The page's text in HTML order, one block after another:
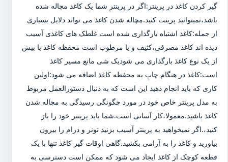
گیر کردن کاغذ در پرینتر:اگر در پرینتر شما یک کاغذ مچاله شده
باشد،نمیتوانید پرینت کنید.مچاله شدن کاغذ می تواند دلایل بسیاری
از جمله:کاغذ اشتباه بارگذاری شده است غلطک های کاغذی آسیب
دیده اند کاغذ مصرفی،کثیف و یا مرطوب است محفظه کاغذ با بیش
از یک نوع کاغذ بارگذاری می شودیک شی مانع مسیر کاغذ
است:کاغذ در هنگام چاپ به محفظه کاغذ اضافه می شود:اولین
کاری که باید انجام دهید این است که به دنبال دستورالعمل مربوط
به مدل پرینتر خاص خود در مورد چگونگی رسیدگی به مچاله شدن
کاغذ باشید.معمولا،کار آسانی است.شما باید پرینتر خود را باز
کنید،.اگر نمیخواهید به پرینتر آسیب بزنید تونر و درام را بیرون
بیاورید و کاغذ را به آرامی بکشید.گاهی اوقات گیر کاغذ تنها با یک
قطعه کوچک از کاغذ ایجاد می شود که ممکن است دسترسی به